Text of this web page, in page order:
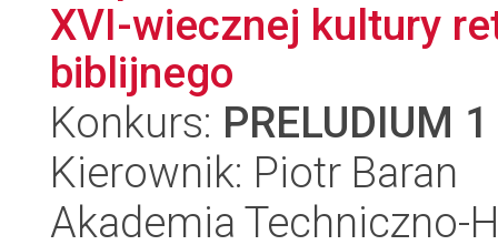
XVI-wiecznej kultury
biblijnego
Konkurs: PRELUDIUM 1
Kierownik: Piotr Baran
Akademia Techniczno-